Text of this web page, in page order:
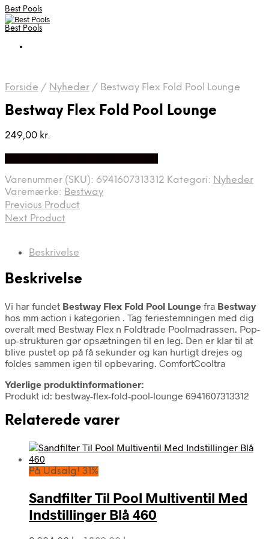
Best Pools
Best Pools
Forside / Nyheder / Bestway Flex Fold Pool Lounge
Bestway Flex Fold Pool Lounge
249,00 kr.
Varenummer (SKU): 6941607313312 Kategori: Nyheder
Varemærke: Bestway
Previous Product
Next Product
Beskrivelse
Beskrivelse
Vi har fundet Bestway Flex Fold Pool Lounge fra Bestway
hos mm action i kategorien . Tag feriestemningen med dig
overalt med Bestway Flex n Foldtrade Poolmadrassen. Pop-
up-strukturen gør opsætningen til en leg. Den er klar til at
blive pustet op på få sekunder og kan hurtigt drejes og
foldes sammen igen til opbevaring. ComfortCooltra
Yderlige produktinformationer:
Produkt id: bestway-flex-fold-pool-lounge 6941607313312
Relaterede varer
På Udsalg! 31%
Sandfilter Til Pool Multiventil Med
Indstillinger Blå 460